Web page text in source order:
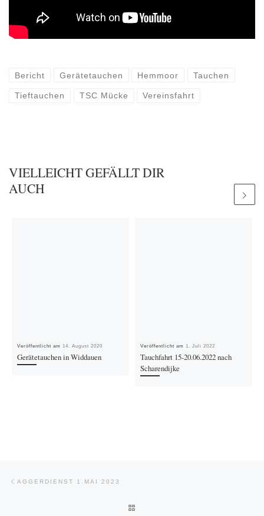
Bericht Gerätetauchen Hemmoor Tauchen
Tieftauchen TSC Mücke Vereinsfahrt
VIELLEICHT GEFÄLLT DIR
AUCH
Veröffentlicht am 14. August 2020
Gerätetauchen in Widdauen
Veröffentlicht am 1. Juli 2022
Tauchfahrt 15-20.06.2022 nach
Scharendijke
Beitragsnavigation
AGGERDIENST 1.MAI 2023